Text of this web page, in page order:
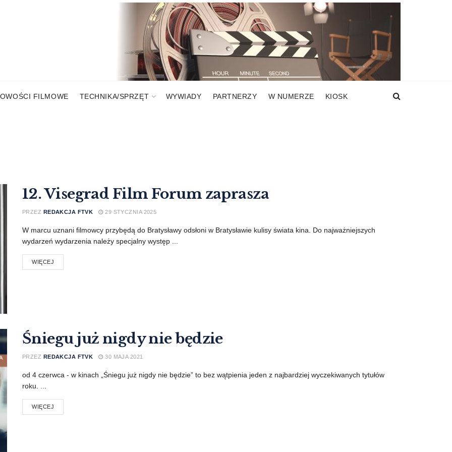
FILMOWE TECHNIKA/SPRZĘT WYWIADY PARTNERZY W NUMERZE KIOSK
12. Visegrad Film Forum zaprasza
PRZEZ REDAKCJA FTVK 29 STYCZNIA 2025
W marcu uznani filmowcy przybędą do Bratysławy odsłoni w Bratysławie kulisy świata kina. Do najważniejszych
wydarzeń wydarzenia należy specjalny występ ...
WIĘCEJ
Śniegu już nigdy nie będzie
PRZEZ REDAKCJA FTVK 30 MAJA 2021
od 4 czerwca - w kinach „Śniegu już nigdy nie będzie” to bez wątpienia jeden z najbardziej wyczekiwanych tytułów
roku. ...
WIĘCEJ